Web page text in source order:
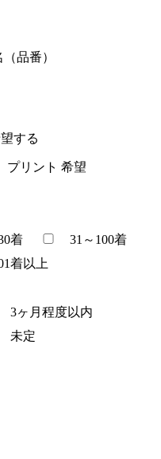
品番）
する
プリント 希望
着
31～100着
着以上
3ヶ月程度以内
未定